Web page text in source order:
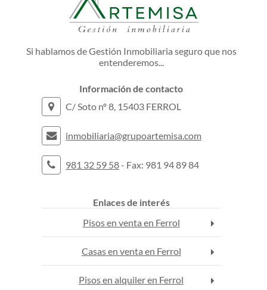
Si hablamos de Gestión Inmobiliaria seguro que nos
entenderemos...
Información de contacto
C/ Soto nº 8, 15403 FERROL
inmobiliaria@grupoartemisa.com
981 32 59 58- Fax: 981 94 89 84
Enlaces de interés
Pisos en venta en Ferrol
Casas en venta en Ferrol
Pisos en alquiler en Ferrol